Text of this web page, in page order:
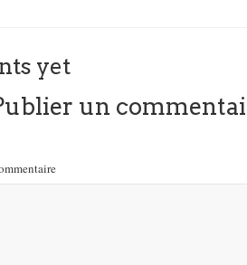
yet
un